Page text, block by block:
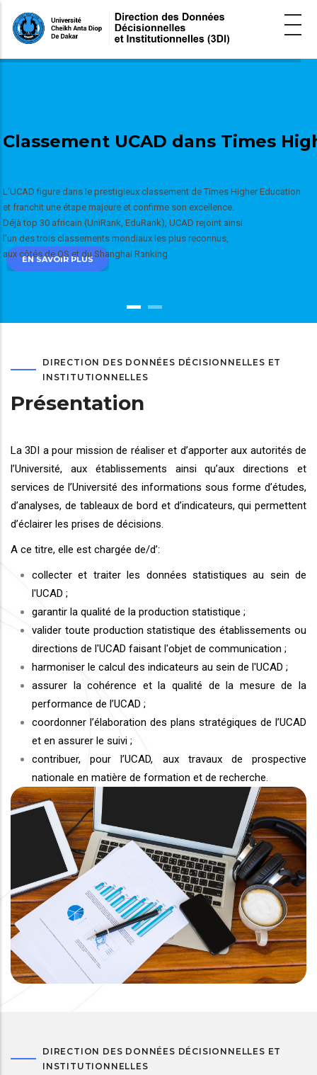
contenu
principal
Classement UCAD dans Times
L’UCAD figure dans le prestigieux classement de Times Higher Education
et franchit une étape majeure et confirme son excellence.
Déjà top 30 africain (UniRank, EduRank), UCAD rejoint ainsi
l’un des trois classements mondiaux les plus reconnus,
aux côtés de QS et du Shanghai Ranking
EN SAVOIR PLUS
DIRECTION DES DONNÉES DÉCISIONNELLES ET
INSTITUTIONNELLES
Présentation
La 3DI a pour mission de réaliser et d’apporter aux autorités de
l’Université, aux établissements ainsi qu’aux directions et
services de l’Université des informations sous forme d’études,
d’analyses, de tableaux de bord et d’indicateurs, qui permettent
d’éclairer les prises de décisions.
A ce titre, elle est chargée de/d’:
collecter et traiter les données statistiques au sein de
l'UCAD ;
garantir la qualité de la production statistique ;
valider toute production statistique des établissements ou
directions de l'UCAD faisant l'objet de communication ;
harmoniser le calcul des indicateurs au sein de l'UCAD ;
assurer la cohérence et la qualité de la mesure de la
performance de l’UCAD ;
coordonner l’élaboration des plans stratégiques de l’UCAD
et en assurer le suivi ;
contribuer, pour l’UCAD, aux travaux de prospective
nationale en matière de formation et de recherche.
DIRECTION DES DONNÉES DÉCISIONNELLES ET
INSTITUTIONNELLES